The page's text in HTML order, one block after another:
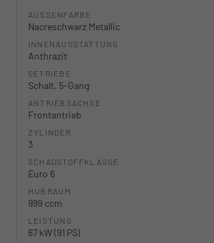
AUSSENFARBE
Nacreschwarz Metallic
INNENAUSSTATTUNG
Anthrazit
GETRIEBE
Schalt. 5-Gang
ANTRIEBSACHSE
Frontantrieb
ZYLINDER
3
SCHADSTOFFKLASSE
Euro 6
HUBRAUM
999 ccm
LEISTUNG
67 kW (91 PS)